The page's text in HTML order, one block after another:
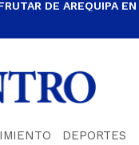
DE AREQUIPA
DEPORTES